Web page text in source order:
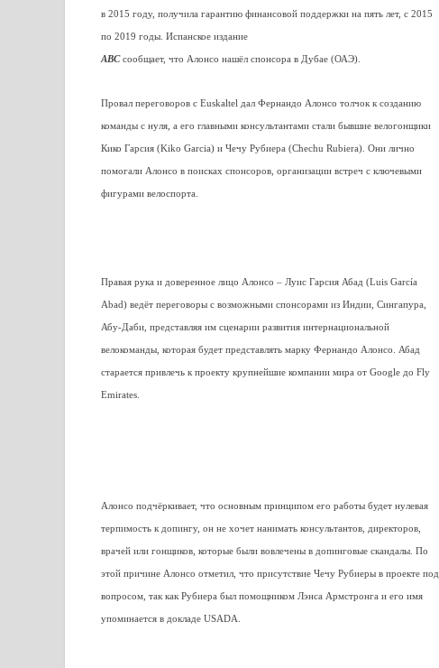
в 2015 году, получила гарантию финансовой поддержки на пять лет, с 2015
по 2019 годы. Испанское издание
ABCсообщает, что Алонсо нашёл спонсора в Дубае (ОАЭ).
Провал переговоров с Euskaltel дал Фернандо Алонсо толчок к созданию
команды с нуля, а его главными консультантами стали бывшие велогонщики
Кико Гарсия (Kiko Garcia) и Чечу Рубиера (Chechu Rubiera). Они лично
помогали Алонсо в поисках спонсоров, организации встреч с ключевыми
фигурами велоспорта.
Правая рука и доверенное лицо Алонсо – Луис Гарсия Абад (Luis García
Abad) ведёт переговоры с возможными спонсорами из Индии, Сингапура,
Абу-Даби, представляя им сценарии развития интернациональной
велокоманды, которая будет представлять марку Фернандо Алонсо. Абад
старается привлечь к проекту крупнейшие компании мира от Google до Fly
Emirates.
Алонсо подчёркивает, что основным принципом его работы будет нулевая
терпимость к допингу, он не хочет нанимать консультантов, директоров,
врачей или гонщиков, которые были вовлечены в допинговые скандалы. По
этой причине Алонсо отметил, что присутствие Чечу Рубиеры в проекте под
вопросом, так как Рубиера был помощником Лэнса Армстронга и его имя
упоминается в докладе USADA.